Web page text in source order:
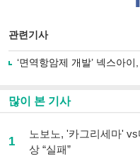
이
기
관련기사
‘면역항암제 개발’ 넥스아
많이 본 기사
1
노보노, '카그리세마'
상 “실패”